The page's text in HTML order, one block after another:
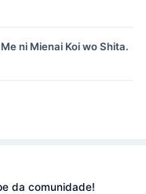
ni Mienai Koi wo Shita.
da comunidade!